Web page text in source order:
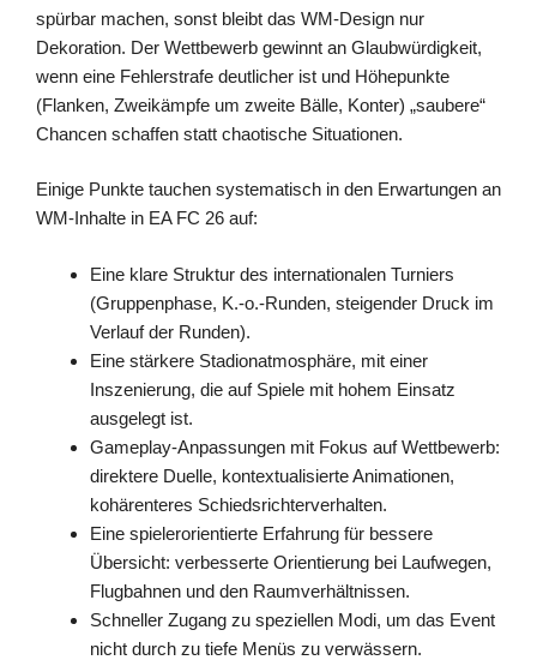
spürbar machen, sonst bleibt das WM-Design nur
Dekoration. Der Wettbewerb gewinnt an Glaubwürdigkeit,
wenn eine Fehlerstrafe deutlicher ist und Höhepunkte
(Flanken, Zweikämpfe um zweite Bälle, Konter) „saubere“
Chancen schaffen statt chaotische Situationen.
Einige Punkte tauchen systematisch in den Erwartungen an
WM-Inhalte in EA FC 26 auf:
Eine klare Struktur des internationalen Turniers
(Gruppenphase, K.-o.-Runden, steigender Druck im
Verlauf der Runden).
Eine stärkere Stadionatmosphäre, mit einer
Inszenierung, die auf Spiele mit hohem Einsatz
ausgelegt ist.
Gameplay-Anpassungen mit Fokus auf Wettbewerb:
direktere Duelle, kontextualisierte Animationen,
kohärenteres Schiedsrichterverhalten.
Eine spielerorientierte Erfahrung für bessere
Übersicht: verbesserte Orientierung bei Laufwegen,
Flugbahnen und den Raumverhältnissen.
Schneller Zugang zu speziellen Modi, um das Event
nicht durch zu tiefe Menüs zu verwässern.